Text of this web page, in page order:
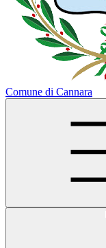
Comune di Cannara